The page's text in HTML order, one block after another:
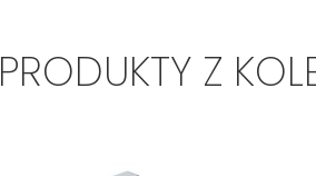
PRODUKTY Z